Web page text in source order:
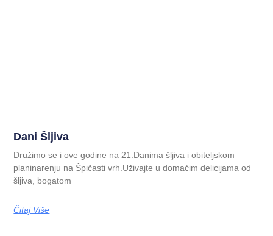
Dani Šljiva
Družimo se i ove godine na 21.Danima šljiva i obiteljskom
planinarenju na Špičasti vrh.Uživajte u domaćim delicijama od
šljiva, bogatom
Čitaj Više